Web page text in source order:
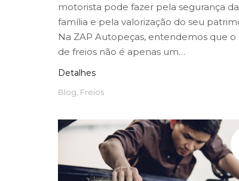
motorista pode fazer pela segurança
família e pela valorização do seu
Na ZAP Autopeças, entendemos que o
de freios não é apenas um…
Detalhes
Blog, Freios